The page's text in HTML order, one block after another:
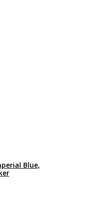
Blue,